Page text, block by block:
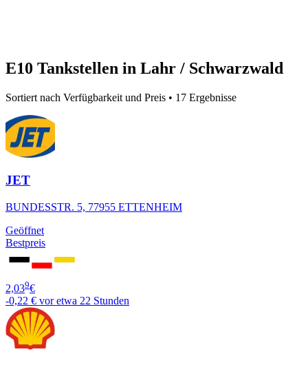
E10 Tankstellen in Lahr / Schwarzwald
Sortiert nach Verfügbarkeit und Preis • 17 Ergebnisse
JET
BUNDESSTR. 5, 77955 ETTENHEIM
Geöffnet
Bestpreis
2,039€
-0,22 € vor etwa 22 Stunden